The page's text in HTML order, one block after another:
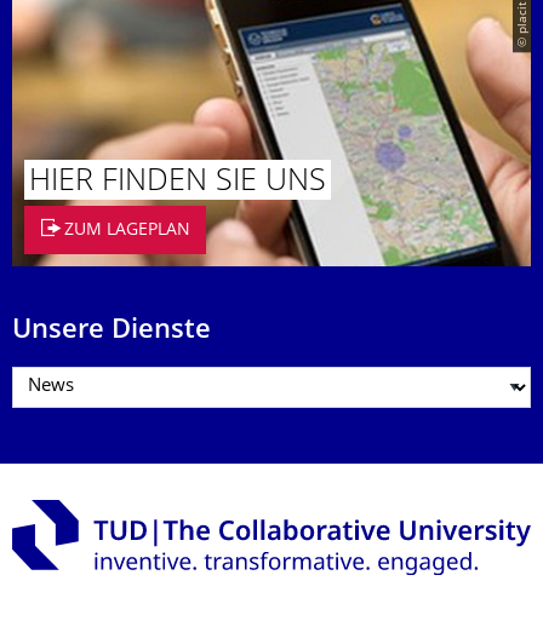
© placit
HIER FINDEN SIE UNS
ZUM LAGEPLAN
Unsere Dienste